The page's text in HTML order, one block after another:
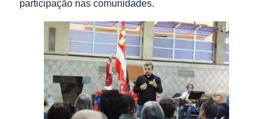
participação nas comunidades.